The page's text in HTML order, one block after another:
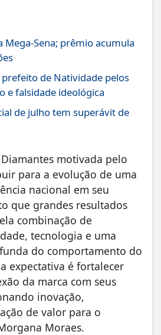
Mega-Sena; prêmio acumula
prefeito de Natividade pelos
e falsidade ideológica
de julho tem superávit de
motivada pelo
para a evolução de uma
nacional em seu
que grandes resultados
combinação de
tecnologia e uma
do comportamento do
expectativa é fortalecer
da marca com seus
inovação,
de valor para o
Moraes.